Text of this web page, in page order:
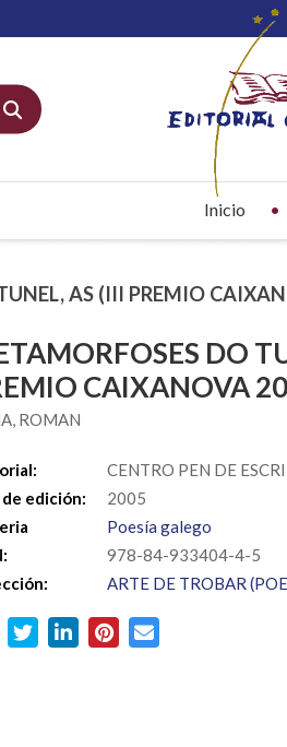
Inicio
AS (III PREMIO
DO
CAIXANOVA
ROMAN
CENTRO PEN DE
edición:
2005
Poesía galego
978-84-933404-4-5
ARTE DE TROBAR